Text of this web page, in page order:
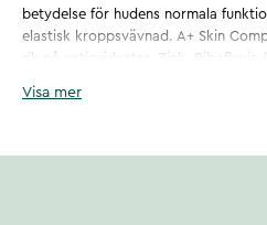
betydelse för hudens normala
elastisk kroppsvävnad. A+ Skin
rik på antioxidanter. Zink,
Visa mer